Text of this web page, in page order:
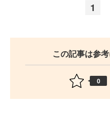
1
この記事は参
0